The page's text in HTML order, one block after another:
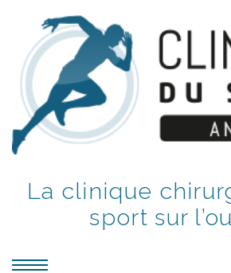
La clinique
sport sur